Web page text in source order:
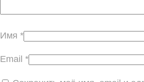
Имя *
Email *